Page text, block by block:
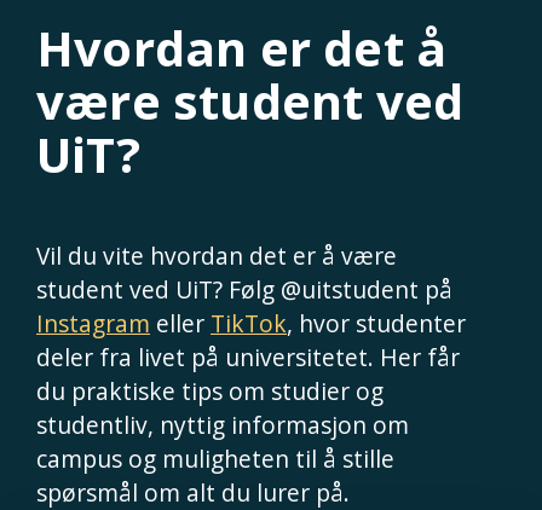
Hvordan er det å
være student ved
UiT?
Vil du vite hvordan det er å være
student ved UiT? Følg @uitstudent på
Instagram eller TikTok, hvor studenter
deler fra livet på universitetet. Her får
du praktiske tips om studier og
studentliv, nyttig informasjon om
campus og muligheten til å stille
spørsmål om alt du lurer på.